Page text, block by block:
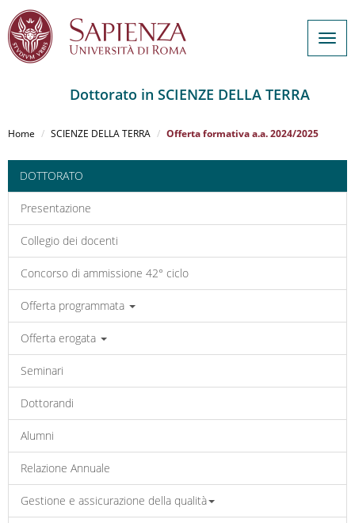
al
principale
Dottorato in SCIENZE DELLA TERRA
Home SCIENZE DELLA TERRA Offerta formativa a.a. 2024/2025
DOTTORATO
Presentazione
Collegio dei docenti
Concorso di ammissione 42° ciclo
Offerta programmata
Offerta erogata
Seminari
Dottorandi
Alumni
Relazione Annuale
Gestione e assicurazione della qualità